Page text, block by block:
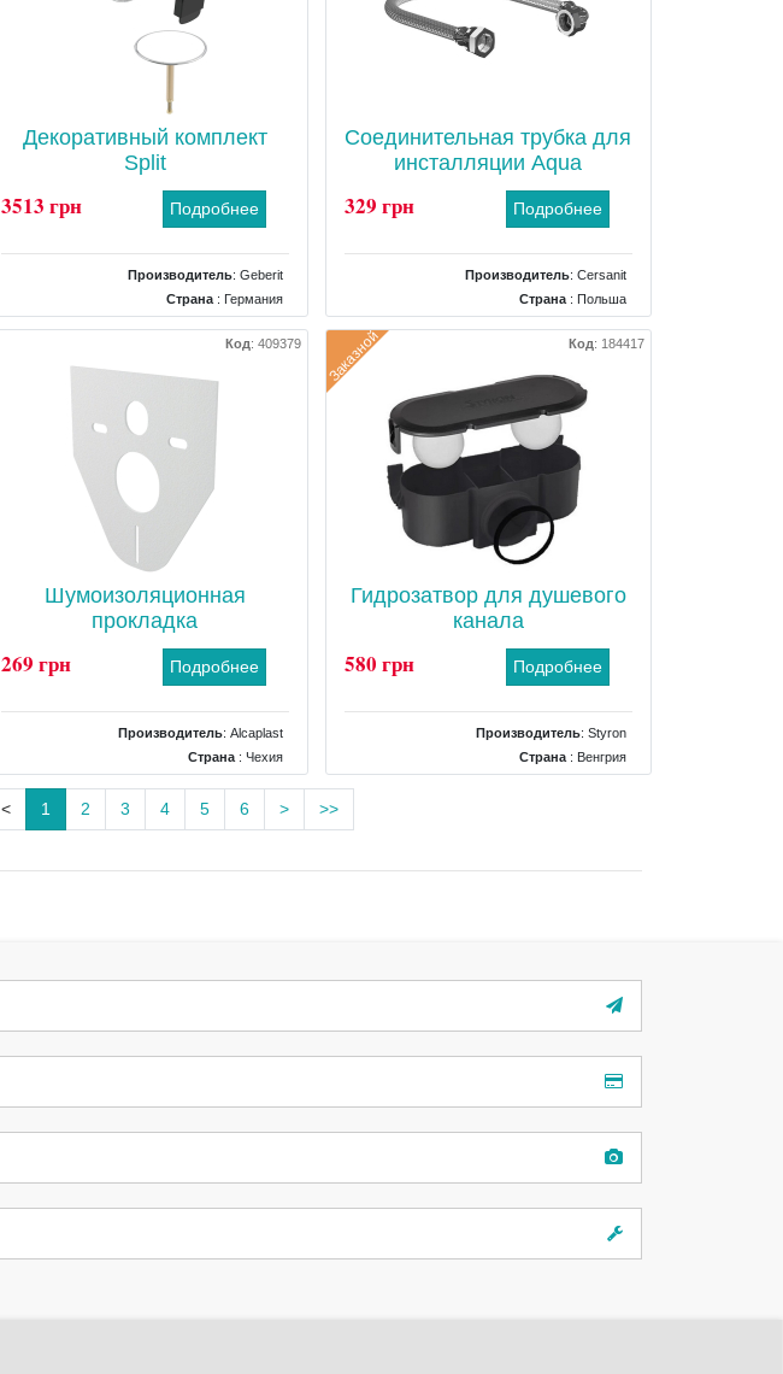
Декоративный комплект
Split
3513 грн Подробнее
Производитель: Geberit
Страна: Германия
Соединительная трубка для
инсталляции Aqua
329 грн Подробнее
Производитель: Cersanit
Страна: Польша
инсталляций
Код: 409379
Шумоизоляционная
прокладка
269 грн Подробнее
Производитель: Alcaplast
Страна: Чехия
Заказной Код: 184417
Гидрозатвор для душевого
канала
580 грн Подробнее
Производитель: Styron
Страна: Венгрия
< 1 2 3 4 5 6 > >>